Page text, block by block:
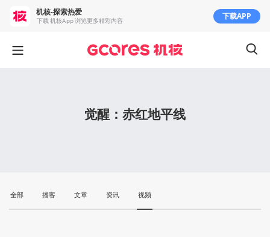
觉醒：赤红地平线
全部 播客 文章 资讯 视频
机核-探索热爱
下载 机核App 浏览更多精彩内容 下载APP